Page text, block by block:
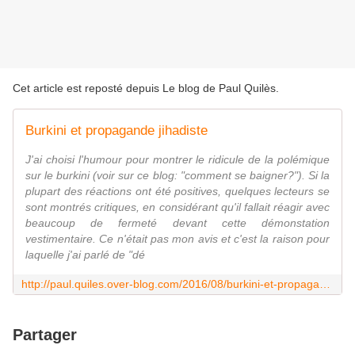
Cet article est reposté depuis Le blog de Paul Quilès
Burkini et propagande jihadiste
J'ai choisi l'humour pour montrer le ridicule de la polémique
sur le burkini (voir sur ce blog: "comment se baigner?"). Si la
plupart des réactions ont été positives, quelques lecteurs se
sont montrés critiques, en considérant qu'il fallait réagir avec
beaucoup de fermeté devant cette démonstation
vestimentaire. Ce n'était pas mon avis et c'est la raison pour
laquelle j'ai parlé de "dé
Partager